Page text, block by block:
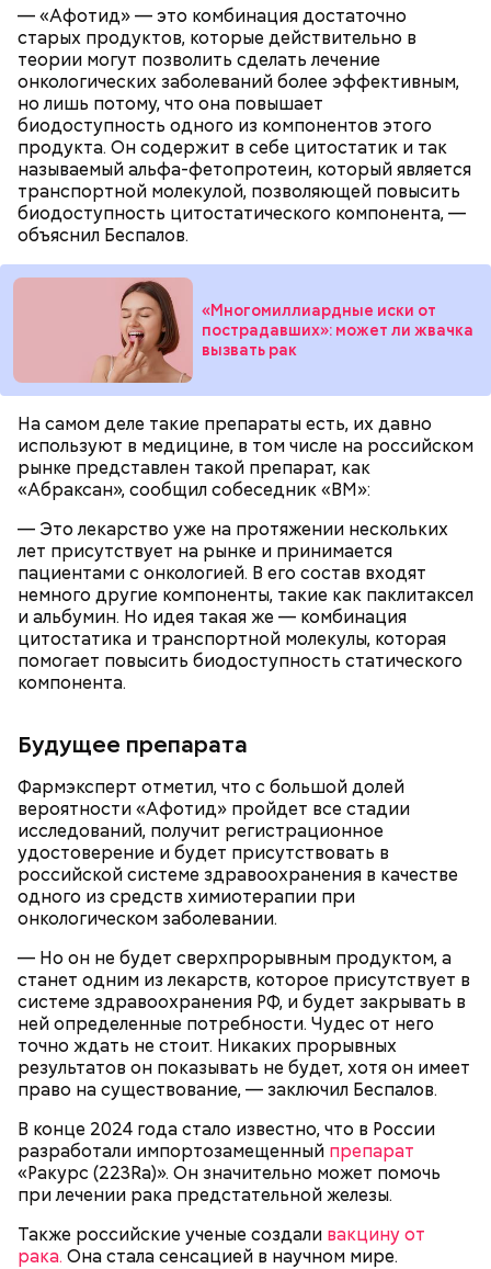
— «Афотид» — это комбинация достаточно
старых продуктов, которые действительно в
теории могут позволить сделать лечение
онкологических заболеваний более эффективным,
но лишь потому, что она повышает
биодоступность одного из компонентов этого
продукта. Он содержит в себе цитостатик и так
называемый альфа-фетопротеин, который является
транспортной молекулой, позволяющей повысить
биодоступность цитостатического компонента, —
объяснил Беспалов.
«Многомиллиардные иски от
пострадавших»: может ли жвачка
вызвать рак
На самом деле такие препараты есть, их давно
используют в медицине, в том числе на российском
рынке представлен такой препарат, как
«Абраксан», сообщил собеседник «ВМ»:
— Это лекарство уже на протяжении нескольких
лет присутствует на рынке и принимается
пациентами с онкологией. В его состав входят
немного другие компоненты, такие как паклитаксел
и альбумин. Но идея такая же — комбинация
цитостатика и транспортной молекулы, которая
помогает повысить биодоступность статического
компонента.
Будущее препарата
Фармэксперт отметил, что с большой долей
вероятности «Афотид» пройдет все стадии
исследований, получит регистрационное
удостоверение и будет присутствовать в
российской системе здравоохранения в качестве
одного из средств химиотерапии при
онкологическом заболевании.
— Но он не будет сверхпрорывным продуктом, а
станет одним из лекарств, которое присутствует в
системе здравоохранения РФ, и будет закрывать в
ней определенные потребности. Чудес от него
точно ждать не стоит. Никаких прорывных
результатов он показывать не будет, хотя он имеет
право на существование, — заключил Беспалов.
В конце 2024 года стало известно, что в России
разработали импортозамещенный препарат
«Ракурс (223Ra)». Он значительно может помочь
при лечении рака предстательной железы.
Также российские ученые создали вакцину от
рака. Она стала сенсацией в научном мире.
Диетолог Русакова рассказала,
что должно быть в составе
крабовых палочек
— Бывает тушенка, в которой много сала и
добавок, — ее нежелательно есть. Если эта тушенка
приготовления, то один-два раза в неделю она
может присутствовать в рационе, — подчеркнула
специалист.
потому что является отварным и герметично
есть повреждения, то в таком случае даже
качественную тушенку брать не стоит. Она
непригодна для употребления и может стать
причиной развития ботулизма или других опасных
инфекций.
Если после вскрытия переложить тушенку в
другую посуду, она не будет портиться сутки или
двое, добавила Русакова. В противном случае при
вскрытии происходят процессы окисления, и
негативное влияние на мясо, заключила специалист.
Молодежь нарекла сардины новым суперфудом.
Доступная и вкусная рыба богата полезными
нутриентами, а потому о ней все чаще снимают
хвалебные ролики. В чем заключаетсяпольза этой
рыбы, с чем можно ее сочетать и кому стоит есть ее
с осторожностью, «Вечерняя Москва» узнала у
диетолога Елены Соломатиной.
— Затем достать подпекшийся до темного цвета
перец с углей и переложить его в пакет, чтобы
кожица стала мягкой. После необходимо снять эту
кожицу с овоща и нарезать. Далее готовые лук,
баклажан и кабачок разрезать пополам, а помидор
«ВМ».
Для заправки нужно мелко нарезать чеснок и
смешать его с уксусом, оливковым маслом, сахаром
и нарезанной веточкой тархуна.
— Для сервировки салата необходимо выложить
все ингредиенты в чашу, поджарить слайсы сыра
на сковороде и выложить их на салат, — дополнил
Белькович.
самом начале, чтобы они успели стать мягкими.
Диетолог Соломатина объяснила,
как без вреда для здоровья выйти
— Из указанных мною объемов у вас должно
получиться три кулича среднего размера. Выпекать
их нужно при температуре 180 градусов около 40
минут.
Глазурь
Для глазури нужны: